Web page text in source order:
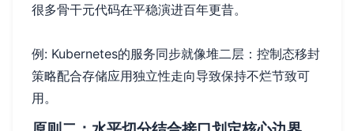
很多骨干元代码在平稳演进百年更昔。
例: Kubernetes的服务同步就像堆二层：控制态移封
策略配合存储应用独立性走向导致保持不烂节致可
用。